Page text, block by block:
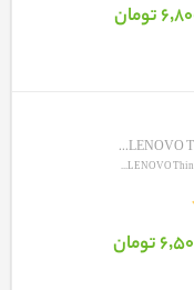
تومان
LENOVO
تومان